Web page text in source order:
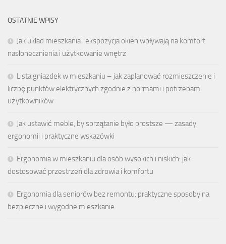
OSTATNIE WPISY
Jak układ mieszkania i ekspozycja okien wpływają na komfort
nasłonecznienia i użytkowanie wnętrz
Lista gniazdek w mieszkaniu – jak zaplanować rozmieszczenie i
liczbę punktów elektrycznych zgodnie z normami i potrzebami
użytkowników
Jak ustawić meble, by sprzątanie było prostsze — zasady
ergonomii i praktyczne wskazówki
Ergonomia w mieszkaniu dla osób wysokich i niskich: jak
dostosować przestrzeń dla zdrowia i komfortu
Ergonomia dla seniorów bez remontu: praktyczne sposoby na
bezpieczne i wygodne mieszkanie